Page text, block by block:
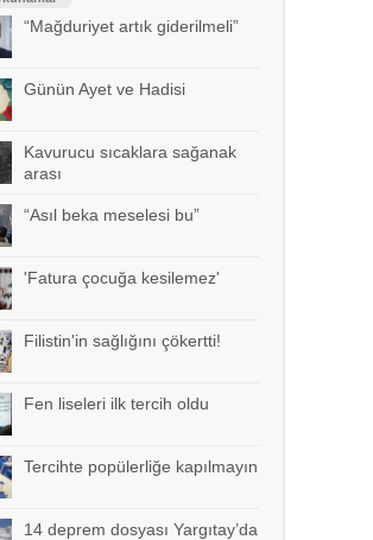
“Mağduriyet artık giderilmeli”
Günün Ayet ve Hadisi
Kavurucu sıcaklara sağanak
arası
“Asıl beka meselesi bu”
'Fatura çocuğa kesilemez'
Filistin'in sağlığını çökertti!
Fen liseleri ilk tercih oldu
Tercihte popülerliğe kapılmayın
14 deprem dosyası Yargıtay’da